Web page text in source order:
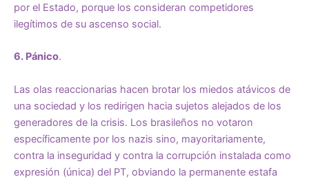
por el Estado, porque los consideran competidores
ilegítimos de su ascenso social.
6. Pánico.
Las olas reaccionarias hacen brotar los miedos atávicos de
una sociedad y los redirigen hacia sujetos alejados de los
generadores de la crisis. Los brasileños no votaron
específicamente por los nazis sino, mayoritariamente,
contra la inseguridad y contra la corrupción instalada como
expresión (única) del PT, obviando la permanente estafa